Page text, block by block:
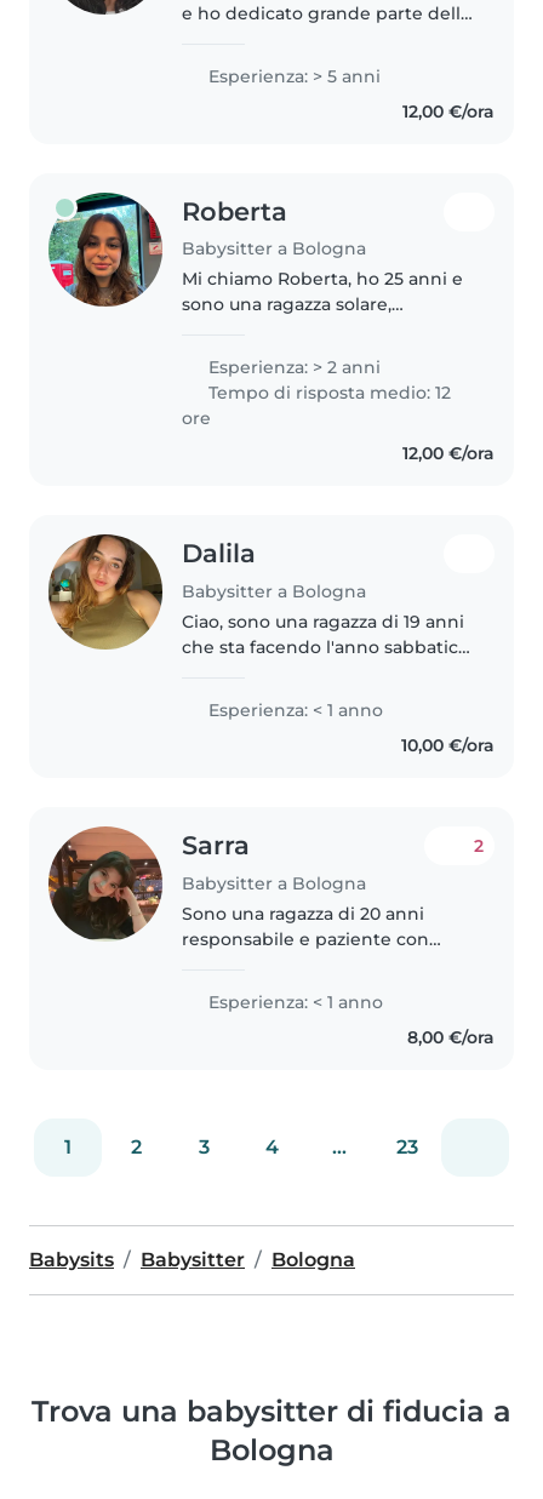
e ho dedicato grande parte della
collaborazione con
Esperienza: > 5 anni
12,00 €/ora
Roberta
Babysitter a Bologna
Mi chiamo Roberta, ho 25 anni e
sono una ragazza solare,
laureata in Scienze e Lingue per
la Comunicazione e ho appena
concluso la laurea magistrale in..
Esperienza: > 2 anni
Tempo di risposta medio: 12
ore
12,00 €/ora
Dalila
Babysitter a Bologna
Ciao, sono una ragazza di 19 anni
che sta facendo l'anno sabbatico
sport agonistico. Sono una
persona che ama stare con i
bambini e in questi mesi..
Esperienza: < 1 anno
10,00 €/ora
Sarra
Babysitter a Bologna
2
Sono una ragazza di 20 anni
responsabile e paziente con
bambini, capace di creare un
rapporto di fiducia e affetto, sono
disponibile anche con aiuto
Esperienza: < 1 anno
8,00 €/ora
1 2 3 4 ... 23
Babysits Babysitter Bologna
Trova una babysitter di fiducia a
Bologna